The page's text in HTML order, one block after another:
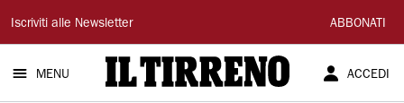
Il
Tirreno
Iscriviti alle Newsletter ABBONATI
MENU ACCEDI